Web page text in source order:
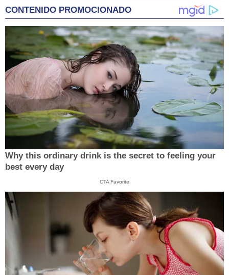
CONTENIDO PROMOCIONADO
Why this ordinary drink is the secret to feeling your
best every day
CTA Favorite